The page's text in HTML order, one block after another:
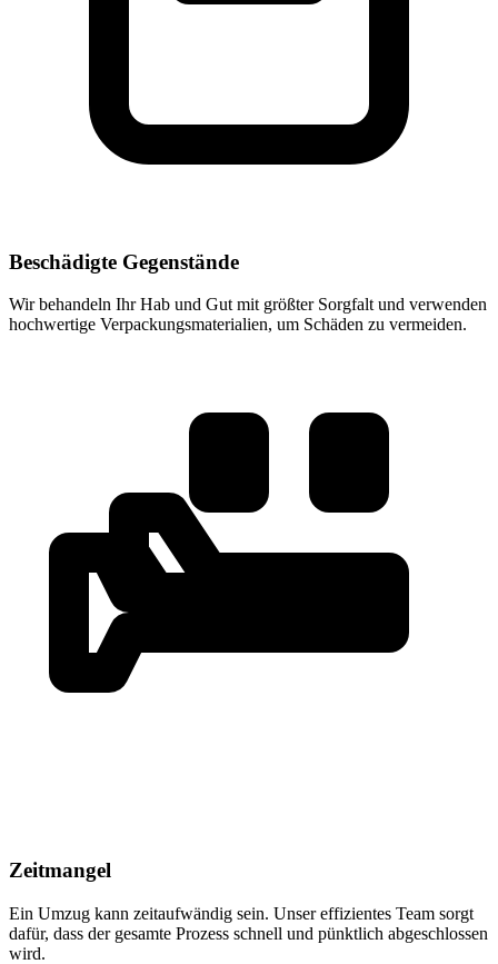
Beschädigte Gegenstände
Wir behandeln Ihr Hab und Gut mit größter Sorgfalt und verwenden
hochwertige Verpackungsmaterialien, um Schäden zu vermeiden.
Zeitmangel
Ein Umzug kann zeitaufwändig sein. Unser effizientes Team sorgt
dafür, dass der gesamte Prozess schnell und pünktlich abgeschlossen
wird.